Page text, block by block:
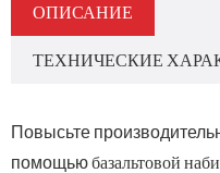
ОПИСАНИЕ
ТЕХНИЧЕСКИЕ
Повысьте
помощьюбазальтовой